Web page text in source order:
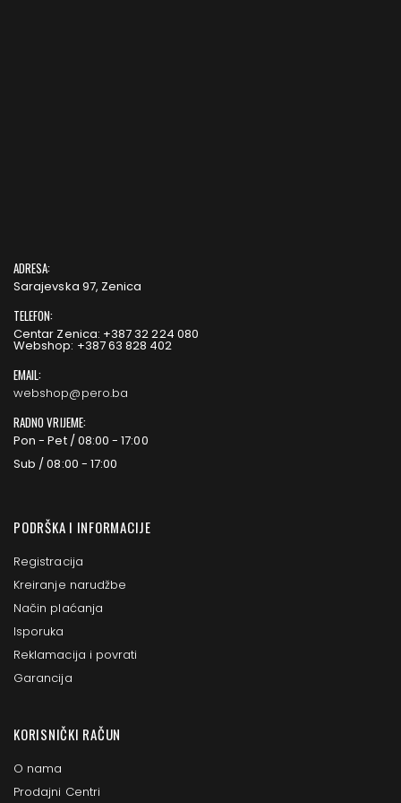
ADRESA:
Sarajevska 97, Zenica
TELEFON:
Centar Zenica: +387 32 224 080
Webshop: +387 63 828 402
EMAIL:
webshop@pero.ba
RADNO VRIJEME:
Pon - Pet / 08:00 - 17:00
Sub / 08:00 - 17:00
PODRŠKA I INFORMACIJE
Registracija
Kreiranje narudžbe
Način plaćanja
Isporuka
Reklamacija i povrati
Garancija
KORISNIČKI RAČUN
O nama
Prodajni Centri